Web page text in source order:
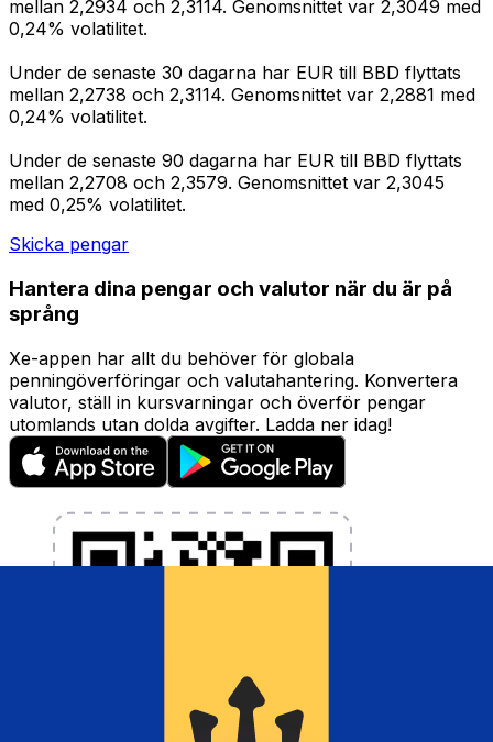
mellan 2,2934 och 2,3114. Genomsnittet var 2,3049 med
0,24% volatilitet.
Under de senaste 30 dagarna har EUR till BBD flyttats
mellan 2,2738 och 2,3114. Genomsnittet var 2,2881 med
0,24% volatilitet.
Under de senaste 90 dagarna har EUR till BBD flyttats
mellan 2,2708 och 2,3579. Genomsnittet var 2,3045
med 0,25% volatilitet.
Skicka pengar
Hantera dina pengar och valutor när du är på
språng
Xe-appen har allt du behöver för globala
penningöverföringar och valutahantering. Konvertera
valutor, ställ in kursvarningar och överför pengar
utomlands utan dolda avgifter. Ladda ner idag!